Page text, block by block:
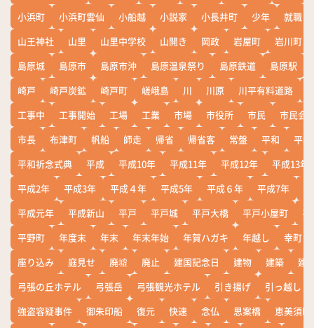
小浜町 小浜町雲仙 小船越 小説家 小長井町 少年
就職
山王神社
山里 山里中学校 山開き 岡政 岩屋町
岩川町
島原城
島原市 島原市沖 島原温泉祭り 島原鉄道 島原駅
崎戸
崎戸炭鉱 崎戸町 嵯峨島 川 川原 川平有料道路
工事中
工事開始 工場 工業 市場 市役所 市民
市民会
市長
布津町 帆船 師走 帰省 帰省客 常盤 平和
平
平和祈念式典
平成 平成10年 平成11年 平成12年
平成13年
平成2年
平成3年 平成４年 平成5年 平成６年 平成7年
平成元年
平成新山 平戸 平戸城 平戸大橋 平戸小屋町
平
平野町
年度末 年末 年末年始 年賀ハガキ 年越し
幸町
座り込み
庭見せ 廃墟 廃止 建国記念日 建物 建築
建
弓張の丘ホテル
弓張岳 弓張観光ホテル 引き揚げ
引っ越し
強盗容疑事件
御朱印船 復元 快速 念仏 思案橋
恵美須町